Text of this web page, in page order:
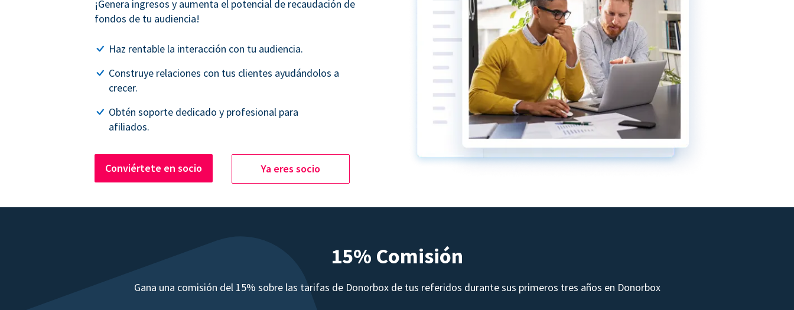
¡Genera ingresos y aumenta el potencial de recaudación de
fondos de tu audiencia!
Haz rentable la interacción con tu audiencia.
Construye relaciones con tus clientes ayudándolos a
crecer.
Obtén soporte dedicado y profesional para
afiliados.
Conviértete en socio Ya eres socio
15% Comisión
Gana una comisión del 15% sobre las tarifas de Donorbox de tus referidos durante sus primeros tres años en Donorbox